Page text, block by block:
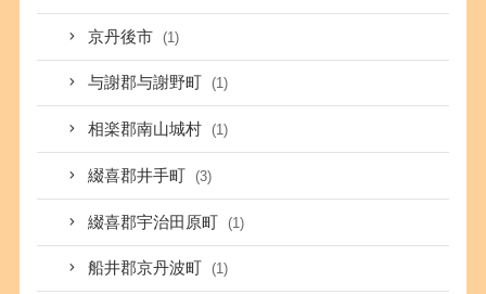
京丹後市 (1)
与謝郡与謝野町 (1)
相楽郡南山城村 (1)
綴喜郡井手町 (3)
綴喜郡宇治田原町 (1)
船井郡京丹波町 (1)